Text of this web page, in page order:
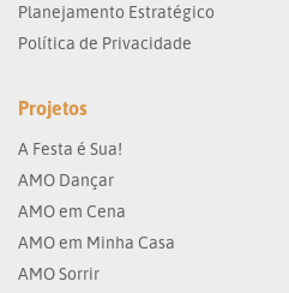
Planejamento Estratégico
Política de Privacidade
Projetos
A Festa é Sua!
AMO Dançar
AMO em Cena
AMO em Minha Casa
AMO Sorrir